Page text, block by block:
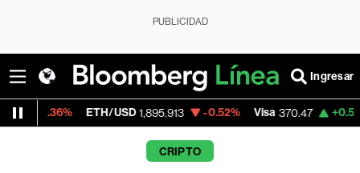
PUBLICIDAD
Ingresar
USD 1,895.913 -0.52% Visa 370.47 +0.52%
CRIPTO